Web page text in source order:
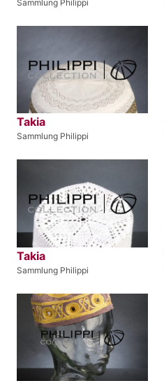
Sammlung Philippi
Takia
Sammlung Philippi
Takia
Sammlung Philippi